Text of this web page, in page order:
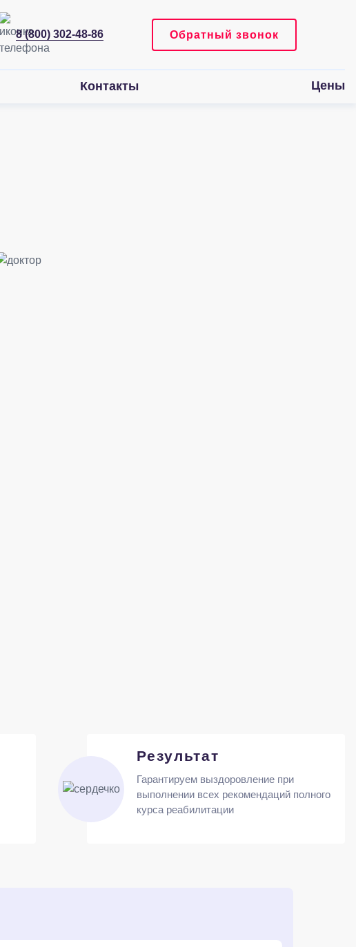
8 (800) 302-48-86 Обратный звонок
Контакты Цены
Результат
Гарантируем выздоровление при
выполнении всех рекомендаций полного
курса реабилитации